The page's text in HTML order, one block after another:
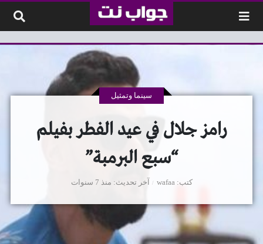
رامز جلال في عيد الفطر بفيلم
“سبع البرمبة”
كتب wafaa
سينما وتمثيل
آخر تحديث منذ 7 سنوات